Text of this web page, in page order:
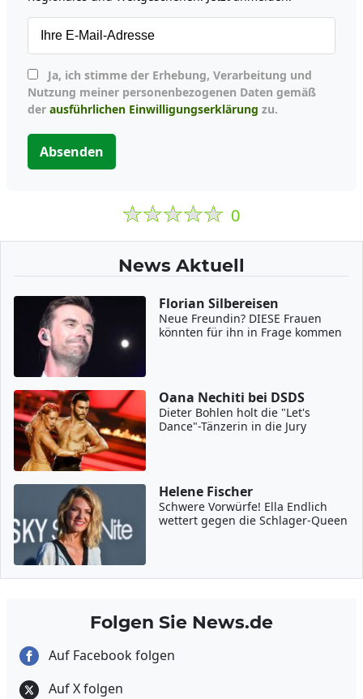
Nutzung meiner personenbezogenen Daten gemäß
der ausführlichen Einwilligungserklärung zu.
Absenden
0
News Aktuell
Florian Silbereisen
Neue Freundin? DIESE Frauen
könnten für ihn in Frage kommen
Oana Nechiti bei DSDS
Dieter Bohlen holt die "Let's
Dance"-Tänzerin in die Jury
Helene Fischer
Schwere Vorwürfe! Ella Endlich
wettert gegen die Schlager-Queen
Folgen Sie News.de
Auf Facebook folgen
Auf X folgen